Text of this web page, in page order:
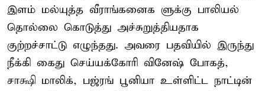
இளம் மல்யுத்த வீராங்கனைக ளுக்கு பாலியல்
தொல்லை கொடுத்து அச்சுறுத்தியதாக
குற்றச்சாட்டு எழுந்தது. அவரை பதவியில் இருந்து
நீக்கி கைது செய்யக்கோரி வினேஷ் போகத்,
சாக்ஷி மாலிக், பஜ்ரங் பூனியா உள்ளிட்ட நாட்டின்